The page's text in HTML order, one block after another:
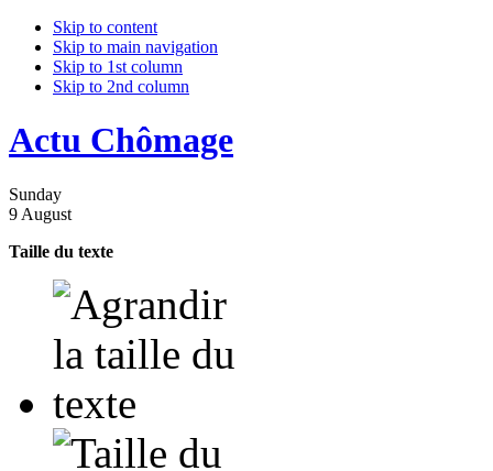
Skip to content
Skip to main navigation
Skip to 1st column
Skip to 2nd column
Actu Chômage
Sunday
9 August
Taille du texte